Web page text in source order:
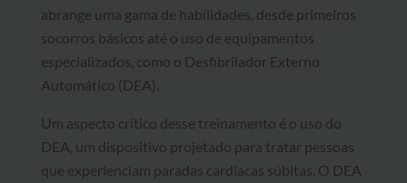
abrange uma gama de habilidades, desde primeiros
socorros básicos até o uso de equipamentos
especializados, como o Desfibrilador Externo
Automático (DEA).
Um aspecto crítico desse treinamento é o uso do
DEA, um dispositivo projetado para tratar pessoas
que experienciam paradas cardíacas súbitas. O DEA